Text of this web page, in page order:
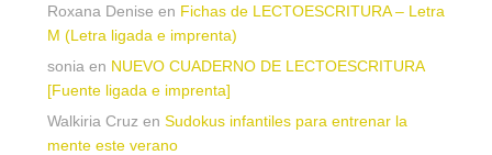
Roxana Denise en Fichas de LECTOESCRITURA – Letra
M (Letra ligada e imprenta)
sonia en NUEVO CUADERNO DE LECTOESCRITURA
[Fuente ligada e imprenta]
Walkiria Cruz en Sudokus infantiles para entrenar la
mente este verano